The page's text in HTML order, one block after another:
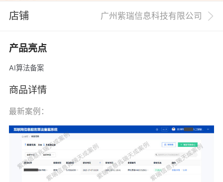
店铺 广州紫瑞信息科技有限公司
产品亮点
AI算法备案
商品详情
最新案例：